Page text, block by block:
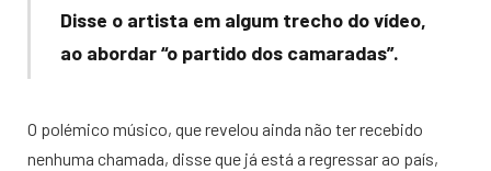
Disse o artista em algum trecho do vídeo,
ao abordar “o partido dos camaradas”.
O polémico músico, que revelou ainda não ter recebido
nenhuma chamada, disse que já está a regressar ao país,